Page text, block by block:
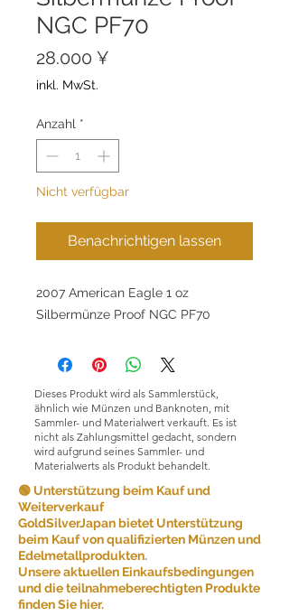
NGC PF70
28.000 ¥
inkl. MwSt.
Anzahl *
Nicht verfügbar
Benachrichtigen lassen
2007 American Eagle 1 oz
Silbermünze Proof NGC PF70
Dieses Produkt wird als Sammlerstück,
ähnlich wie Münzen und Banknoten, mit
Sammler- und Materialwert verkauft. Es ist
nicht als Zahlungsmittel gedacht, sondern
wird aufgrund seines Sammler- und
Materialwerts als Produkt behandelt.
🟢 Unterstützung beim Kauf und
Weiterverkauf
GoldSilverJapan bietet Unterstützung
beim Kauf von qualifizierten Münzen und
Edelmetallprodukten.
Unsere aktuellen Einkaufsbedingungen
und die teilnahmeberechtigten Produkte
finden Sie hier.